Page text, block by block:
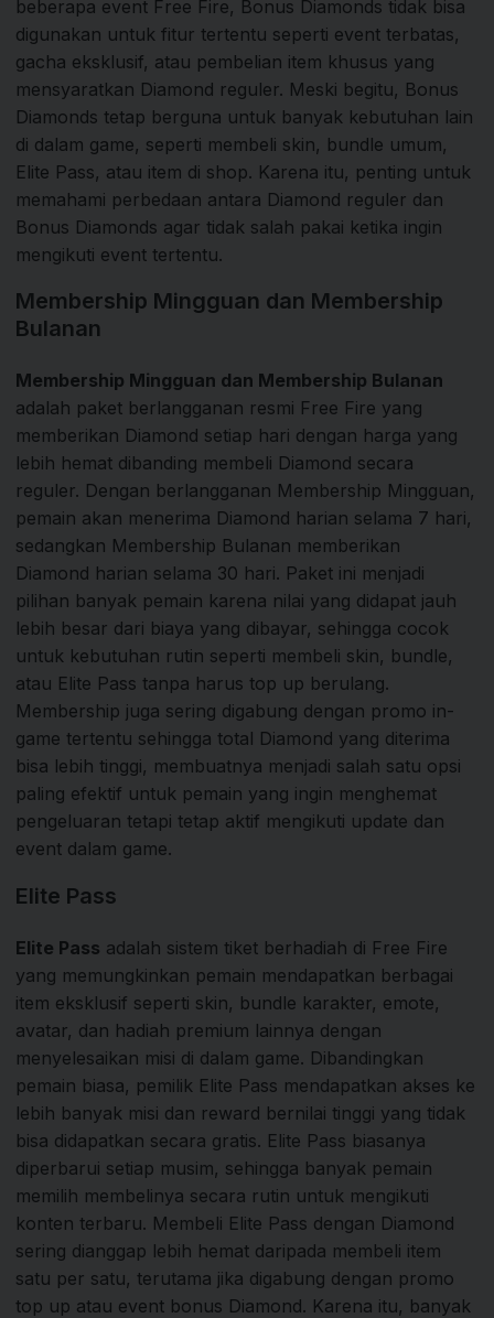
beberapa event Free Fire, Bonus Diamonds tidak bisa
digunakan untuk fitur tertentu seperti event terbatas,
gacha eksklusif, atau pembelian item khusus yang
mensyaratkan Diamond reguler. Meski begitu, Bonus
Diamonds tetap berguna untuk banyak kebutuhan lain
di dalam game, seperti membeli skin, bundle umum,
Elite Pass, atau item di shop. Karena itu, penting untuk
memahami perbedaan antara Diamond reguler dan
Bonus Diamonds agar tidak salah pakai ketika ingin
mengikuti event tertentu.
Membership Mingguan dan Membership
Bulanan
Membership Mingguan dan Membership Bulanan
adalah paket berlangganan resmi Free Fire yang
memberikan Diamond setiap hari dengan harga yang
lebih hemat dibanding membeli Diamond secara
reguler. Dengan berlangganan Membership Mingguan,
pemain akan menerima Diamond harian selama 7 hari,
sedangkan Membership Bulanan memberikan
Diamond harian selama 30 hari. Paket ini menjadi
pilihan banyak pemain karena nilai yang didapat jauh
lebih besar dari biaya yang dibayar, sehingga cocok
untuk kebutuhan rutin seperti membeli skin, bundle,
atau Elite Pass tanpa harus top up berulang.
Membership juga sering digabung dengan promo in-
game tertentu sehingga total Diamond yang diterima
bisa lebih tinggi, membuatnya menjadi salah satu opsi
paling efektif untuk pemain yang ingin menghemat
pengeluaran tetapi tetap aktif mengikuti update dan
event dalam game.
Elite Pass
Elite Pass adalah sistem tiket berhadiah di Free Fire
yang memungkinkan pemain mendapatkan berbagai
item eksklusif seperti skin, bundle karakter, emote,
avatar, dan hadiah premium lainnya dengan
menyelesaikan misi di dalam game. Dibandingkan
pemain biasa, pemilik Elite Pass mendapatkan akses ke
lebih banyak misi dan reward bernilai tinggi yang tidak
bisa didapatkan secara gratis. Elite Pass biasanya
diperbarui setiap musim, sehingga banyak pemain
memilih membelinya secara rutin untuk mengikuti
konten terbaru. Membeli Elite Pass dengan Diamond
sering dianggap lebih hemat daripada membeli item
satu per satu, terutama jika digabung dengan promo
top up atau event bonus Diamond. Karena itu, banyak